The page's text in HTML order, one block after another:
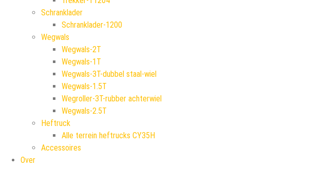
Schranklader
Schranklader-1200
Wegwals
Wegwals-2T
Wegwals-1T
Wegwals-3T-dubbel staal-wiel
Wegwals-1.5T
Wegroller-3T-rubber achterwiel
Wegwals-2.5T
Heftruck
Alle terrein heftrucks CY35H
Accessoires
Over